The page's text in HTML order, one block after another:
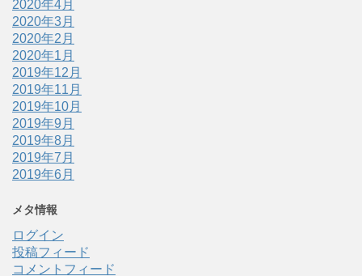
2020年4月
2020年3月
2020年2月
2020年1月
2019年12月
2019年11月
2019年10月
2019年9月
2019年8月
2019年7月
2019年6月
メタ情報
ログイン
投稿フィード
コメントフィード